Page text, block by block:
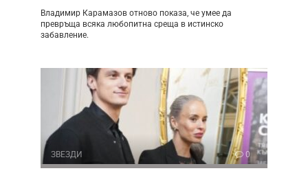
Владимир Карамазов отново показа, че умее да
превръща всяка любопитна среща в истинско
забавление.
ЗВЕЗДИ 0